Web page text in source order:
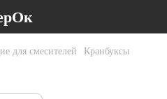
для смесителей Кранбуксы